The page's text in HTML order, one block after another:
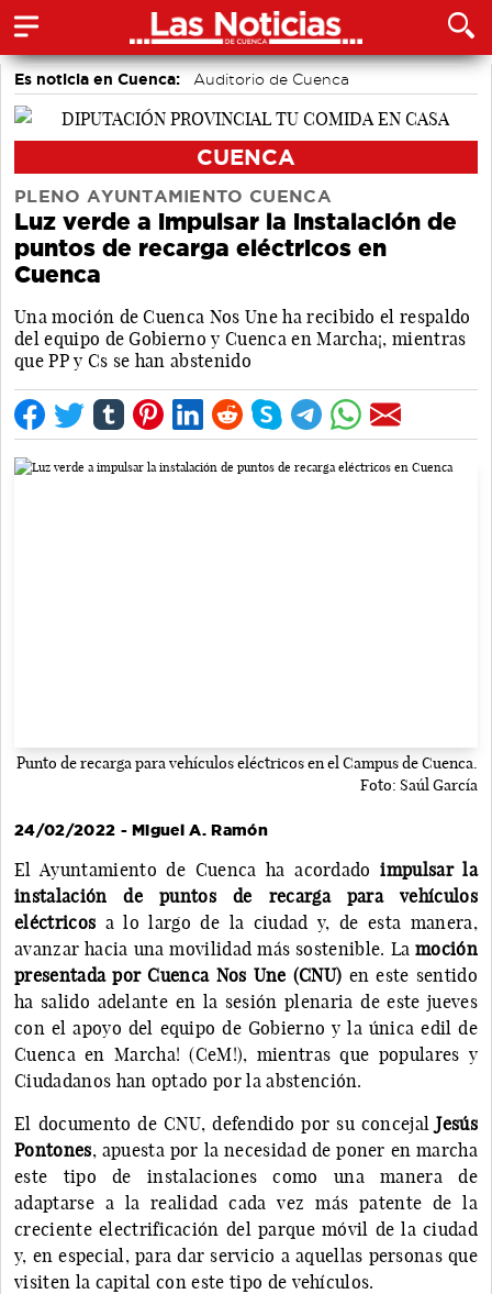
Es noticia en Cuenca: Auditorio de Cuenca
CUENCA
PLENO AYUNTAMIENTO CUENCA
Luz verde a impulsar la instalación de
puntos de recarga eléctricos en
Cuenca
Una moción de Cuenca Nos Une ha recibido el respaldo
del equipo de Gobierno y Cuenca en Marcha¡, mientras
que PP y Cs se han abstenido
Punto de recarga para vehículos eléctricos en el Campus de Cuenca.
Foto: Saúl García
24/02/2022 - Miguel A. Ramón
El Ayuntamiento de Cuenca ha acordadoimpulsar la
instalación de puntos de recarga para vehículos
eléctricos a lo largo de la ciudad y, de esta manera,
avanzar hacia una movilidad más sostenible. Lamoción
presentada por Cuenca Nos Une (CNU) en este sentido
ha salido adelante en la sesión plenaria de este jueves
con el apoyo del equipo de Gobierno y la única edil de
Cuenca en Marcha! (CeM!), mientras que populares y
Ciudadanos han optado por la abstención.
El documento de CNU, defendido por su concejalJesús
Pontones, apuesta por la necesidad de poner en marcha
este tipo de instalaciones como una manera de
adaptarse a la realidad cada vez más patente de la
creciente electrificación del parque móvil de la ciudad
y, en especial, para dar servicio a aquellas personas que
visiten la capital con este tipo de vehículos.